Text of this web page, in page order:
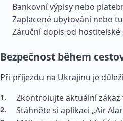
Bankovní výpisy nebo
Zaplacené ubytování nebo
Záruční dopis od hostitelské
Bezpečnost během
Při příjezdu na Ukrajinu je
Zkontrolujte aktuální
Stáhněte si aplikaci „Air